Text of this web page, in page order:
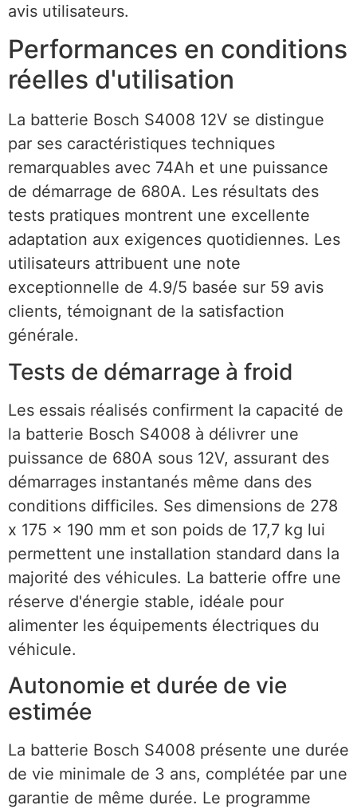
avis utilisateurs.
Performances en conditions
réelles d'utilisation
La batterie Bosch S4008 12V se distingue
par ses caractéristiques techniques
remarquables avec 74Ah et une puissance
de démarrage de 680A. Les résultats des
tests pratiques montrent une excellente
adaptation aux exigences quotidiennes. Les
utilisateurs attribuent une note
exceptionnelle de 4.9/5 basée sur 59 avis
clients, témoignant de la satisfaction
générale.
Tests de démarrage à froid
Les essais réalisés confirment la capacité de
la batterie Bosch S4008 à délivrer une
puissance de 680A sous 12V, assurant des
démarrages instantanés même dans des
conditions difficiles. Ses dimensions de 278
x 175 x 190 mm et son poids de 17,7 kg lui
permettent une installation standard dans la
majorité des véhicules. La batterie offre une
réserve d'énergie stable, idéale pour
alimenter les équipements électriques du
véhicule.
Autonomie et durée de vie
estimée
La batterie Bosch S4008 présente une durée
de vie minimale de 3 ans, complétée par une
garantie de même durée. Le programme